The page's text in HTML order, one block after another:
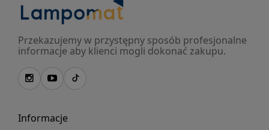
Przekazujemy w przystępny sposób profesjonalne
informacje aby klienci mogli dokonać zakupu.
Informacje